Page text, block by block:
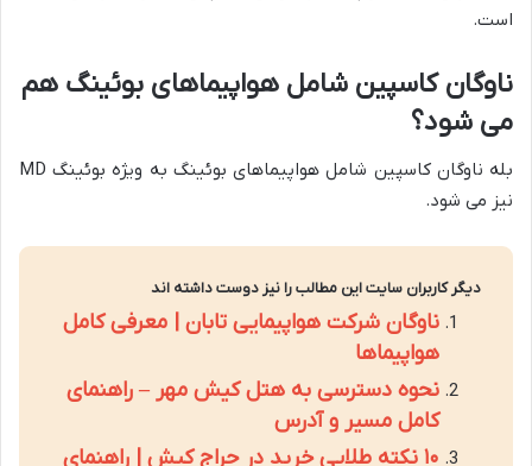
است.
ناوگان کاسپین شامل هواپیماهای بوئینگ هم
می شود؟
بله ناوگان کاسپین شامل هواپیماهای بوئینگ به ویژه بوئینگ MD
نیز می شود.
دیگر کاربران سایت این مطالب را نیز دوست داشته اند
ناوگان شرکت هواپیمایی تابان | معرفی کامل
هواپیماها
نحوه دسترسی به هتل کیش مهر – راهنمای
کامل مسیر و آدرس
۱۰ نکته طلایی خرید در حراج کیش | راهنمای